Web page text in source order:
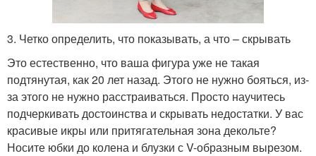
3. Четко определить, что показывать, а что – скрывать
Это естественно, что ваша фигура уже не такая
подтянутая, как 20 лет назад. Этого не нужно бояться, из-
за этого не нужно расстраиваться. Просто научитесь
подчеркивать достоинства и скрывать недостатки. У вас
красивые икры или притягательная зона декольте?
Носите юбки до колена и блузки с V-образным вырезом.